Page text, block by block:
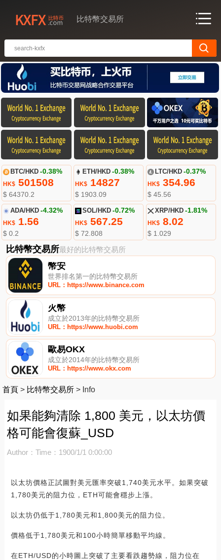
比特幣交易所
BTC/HKD -0.38%
HK$501508
$ 64370.2
ETH/HKD -0.38%
HK$ 14827
$ 1903.09
LTC/HKD -0.37%
HK$354.96
$ 45.56
ADA/HKD -4.32%
HK$1.56
$ 0.2
SOL/HKD -0.72%
HK$ 567.25
$ 72.808
XRP/HKD -1.81%
HK$8.02
$ 1.029
比特幣交易所最好的比特幣交易所
幣安
世界排名第一的比特幣交易所
URL：https://www.binance.com
火幣
成立於2013年的比特幣交易所
URL：https://www.huobi.com
歐易OKX
成立於2014年的比特幣交易所
URL：https://www.okx.com
首頁 > 比特幣交易所 > Info
如果能夠清除 1,800 美元，以太坊價
格可能會復蘇_USD
Author： Time：1900/1/1 0:00:00
以太坊價格正試圖對美元匯率突破1,740美元水平。如果突破
1,780美元的阻力位，ETH可能會穩步上漲。
以太坊仍低于1,780美元和1,800美元的阻力位。
價格低于1,780美元和100小時簡單移動平均線。
在ETH/USD的小時圖上突破了主要看跌趨勢線，阻力位在